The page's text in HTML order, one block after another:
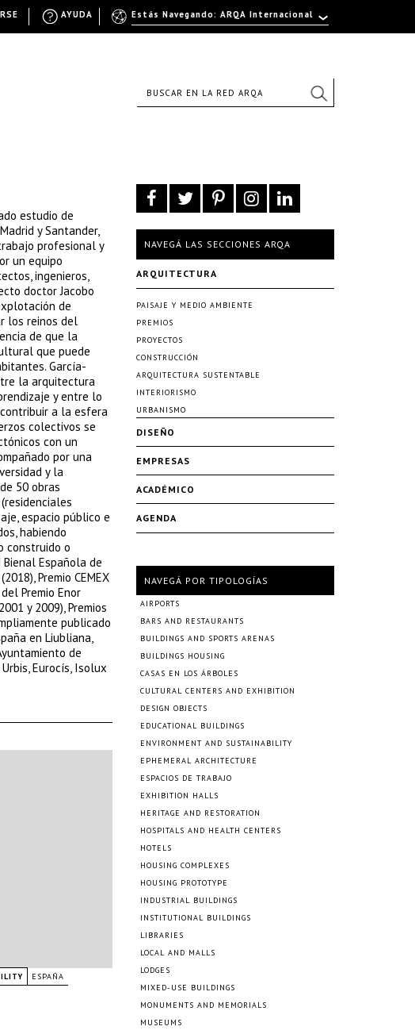
estudio de
y Santander,
profesional y
un equipo
ingenieros,
doctor Jacobo
de
los reinos del
de que la
que puede
García-
la arquitectura
y entre lo
a la esfera
colectivos se
con un
por una
y la
50 obras
espacio público e
habiendo
construido o
Bienal Española de
Premio CEMEX
Premio Enor
y 2009), Premios
publicado
en Liubliana,
de
Eurocís, Isolux
ESPAÑA
NAVEGÁ LAS SECCIONES ARQA
ARQUITECTURA
PAISAJE Y MEDIO AMBIENTE
PREMIOS
PROYECTOS
CONSTRUCCIÓN
ARQUITECTURA SUSTENTABLE
INTERIORISMO
URBANISMO
DISEÑO
EMPRESAS
ACADÉMICO
AGENDA
NAVEGÁ POR TIPOLOGÍAS
AIRPORTS
BARS AND RESTAURANTS
BUILDINGS AND SPORTS ARENAS
BUILDINGS HOUSING
CASAS EN LOS ÁRBOLES
CULTURAL CENTERS AND EXHIBITION
DESIGN OBJECTS
EDUCATIONAL BUILDINGS
ENVIRONMENT AND SUSTAINABILITY
EPHEMERAL ARCHITECTURE
ESPACIOS DE TRABAJO
EXHIBITION HALLS
HERITAGE AND RESTORATION
HOSPITALS AND HEALTH CENTERS
HOTELS
HOUSING COMPLEXES
HOUSING PROTOTYPE
INDUSTRIAL BUILDINGS
INSTITUTIONAL BUILDINGS
LIBRARIES
LOCAL AND MALLS
LODGES
MIXED-USE BUILDINGS
MONUMENTS AND MEMORIALS
MUSEUMS
Estás Navegando: ARQA Internacional
AYUDA